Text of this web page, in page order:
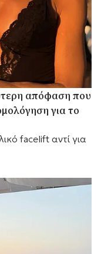
απόφαση που
για το
facelift αντί για